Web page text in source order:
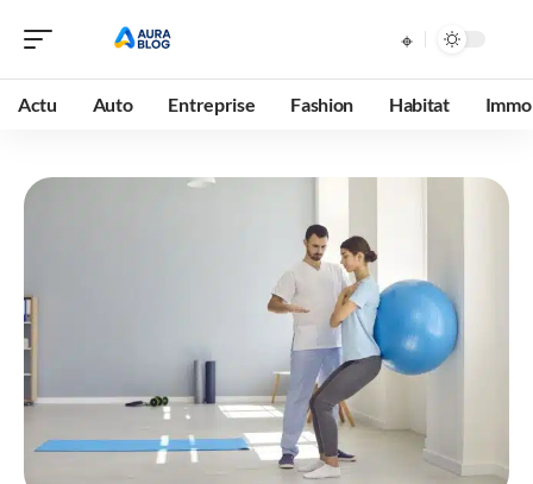
Actu Auto Entreprise Fashion Habitat